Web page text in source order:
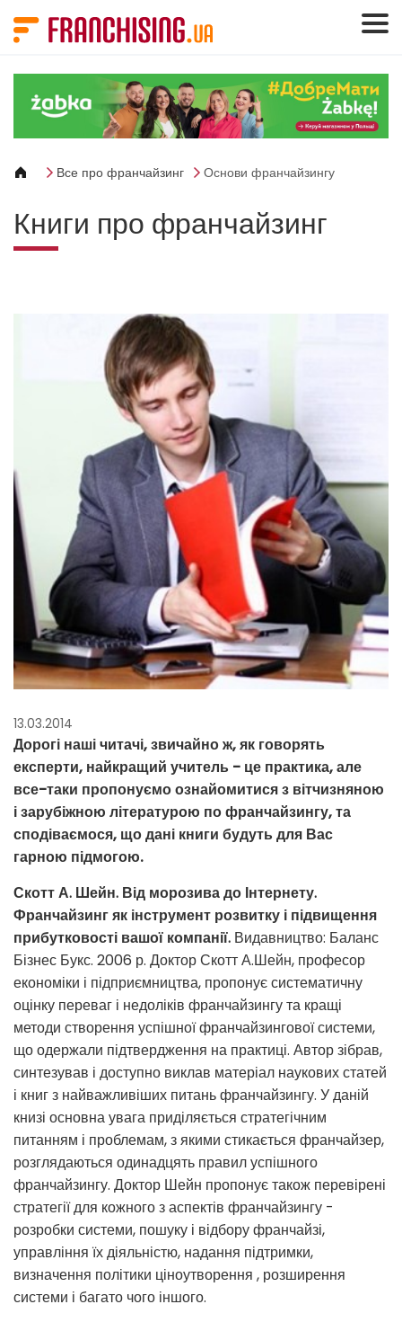
Все про франчайзинг Основи франчайзингу
Книги про франчайзинг
13.03.2014
Дорогі наші читачі, звичайно ж, як говорять
експерти, найкращий учитель - це практика, але
все-таки пропонуємо ознайомитися з вітчизняною
і зарубіжною літературою по франчайзингу, та
сподіваємося, що дані книги будуть для Вас
гарною підмогою.
Скотт А. Шейн. Від морозива до Інтернету.
Франчайзинг як інструмент розвитку і підвищення
прибутковості вашої компанії. Видавництво: Баланс
Бізнес Букс. 2006 р. Доктор Скотт А.Шейн, професор
економіки і підприємництва, пропонує систематичну
оцінку переваг і недоліків франчайзингу та кращі
методи створення успішної франчайзингової системи,
що одержали підтвердження на практиці. Автор зібрав,
синтезував і доступно виклав матеріал наукових статей
і книг з найважливіших питань франчайзингу. У даній
книзі основна увага приділяється стратегічним
питанням і проблемам, з якими стикається франчайзер,
розглядаються одинадцять правил успішного
франчайзингу. Доктор Шейн пропонує також перевірені
стратегії для кожного з аспектів франчайзингу -
розробки системи, пошуку і відбору франчайзі,
управління їх діяльністю, надання підтримки,
визначення політики ціноутворення , розширення
системи і багато чого іншого.